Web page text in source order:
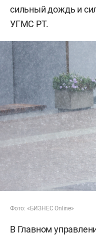
сильный дождь и
УГМС РТ.
Фото: «БИЗНЕС Online»
В Главном